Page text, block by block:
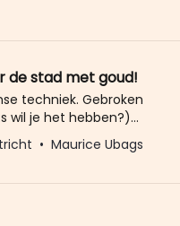
de stad met goud!
techniek. Gebroken
wil je het hebben?)
En begrijpen dat het
stuk mooier is dan het
met het verleden. Hoe je
Maurice Ubags